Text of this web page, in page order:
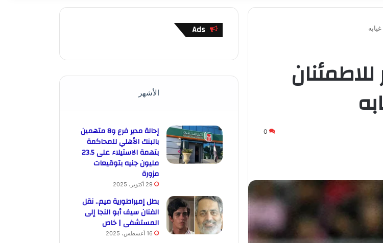
0
Ads
الأشهر
إحالة مدير فرع و8 متهمين
بالبنك الأهلي للمحاكمة
بتهمة الاستيلاء على 23.5
مليون جنيه بتوقيعات
مزورة
29 أكتوبر، 2025
بطل إمبراطورية ميم.. نقل
الفنان سيف أبو النجا إلى
المستشفى | خاص
16 أغسطس، 2025